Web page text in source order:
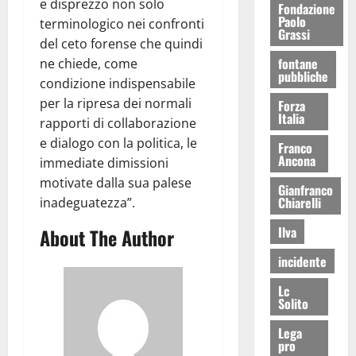
e disprezzo non solo
terminologico nei confronti
del ceto forense che quindi
ne chiede, come
condizione indispensabile
per la ripresa dei normali
rapporti di collaborazione
e dialogo con la politica, le
immediate dimissioni
motivate dalla sua palese
inadeguatezza”.
About The Author
Fondazione
Paolo
Grassi
fontane
pubbliche
Forza
Italia
Franco
Ancona
Gianfranco
Chiarelli
Ilva
incidente
Lc
Solito
Lega
pro